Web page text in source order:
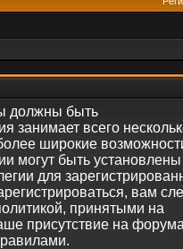
должны быть
занимает всего
широкие
могут быть установлены
для
вам
принятыми на
присутствие на